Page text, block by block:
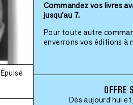
Épuisé
Commandez vos livres
jusqu'au 7.
Pour toute autre
enverrons vos éditions à
OFFRE
Dès aujourd'hui